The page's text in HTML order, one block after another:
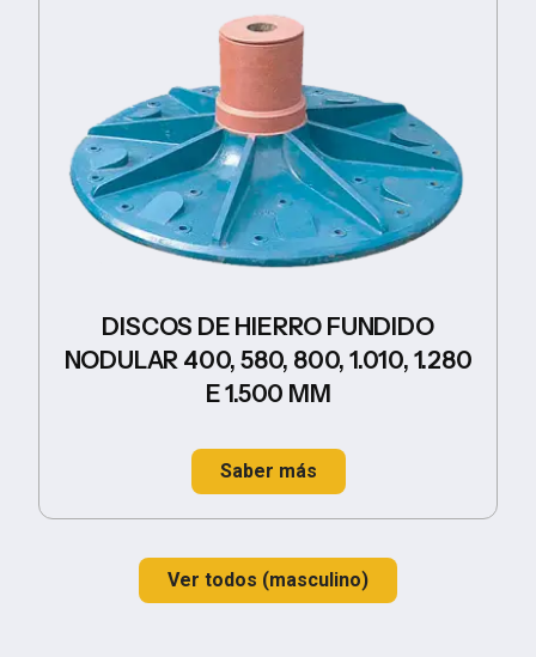
DISCOS DE HIERRO FUNDIDO
NODULAR 400, 580, 800, 1.010, 1.280
E 1.500 MM
Saber más
Ver todos (masculino)